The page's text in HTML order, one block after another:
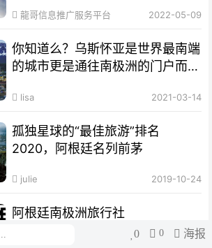
0 0 海报
龍哥信息推广服务平台 2022-05-09
你知道么？乌斯怀亚是世界最南端
的城市更是通往南极洲的门户而驰
lisa 2021-03-14
孤独星球的“最佳旅游”排名
2020，阿根廷名列前茅
julie 2019-10-24
阿根廷南极洲旅行社